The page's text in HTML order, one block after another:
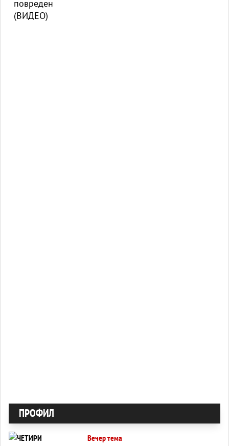
ПРОФИЛ
Вечер тема